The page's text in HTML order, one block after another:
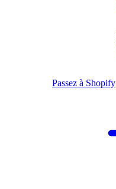
Passez à Shopify